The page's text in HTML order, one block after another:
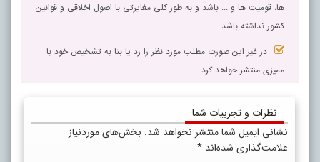
ها، قومیت ها و ... باشد و به طور کلی مغایرتی با اصول اخلاقی و قوانین
کشور نداشته باشد.
در غیر این صورت مطلب مورد نظر را رد یا بنا به تشخیص خود با
ممیزی منتشر خواهد کرد.
نظرات و تجربیات شما
نشانی ایمیل شما منتشر نخواهد شد. بخش‌های موردنیاز
علامت‌گذاری شده‌اند *